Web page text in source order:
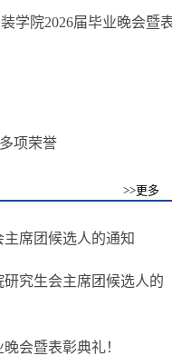
学院2026届毕业晚会暨
项荣誉
>>更多
席团候选人的通知
究生会主席团候选人的
会暨表彰典礼！